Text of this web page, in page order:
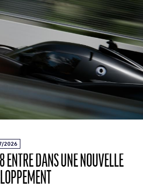
2026
ENTRE DANS UNE NOUVELLE